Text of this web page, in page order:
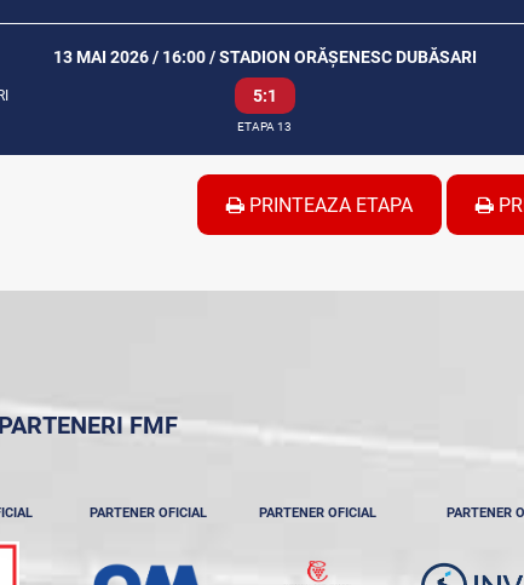
13 MAI 2026 / 16:00 / STADION ORĂȘENESC DUBĂSARI
5:1
ETAPA 13
PRINTEAZA ETAPA
PARTENERI FMF
PARTENER OFICIAL PARTENER OFICIAL PARTENER